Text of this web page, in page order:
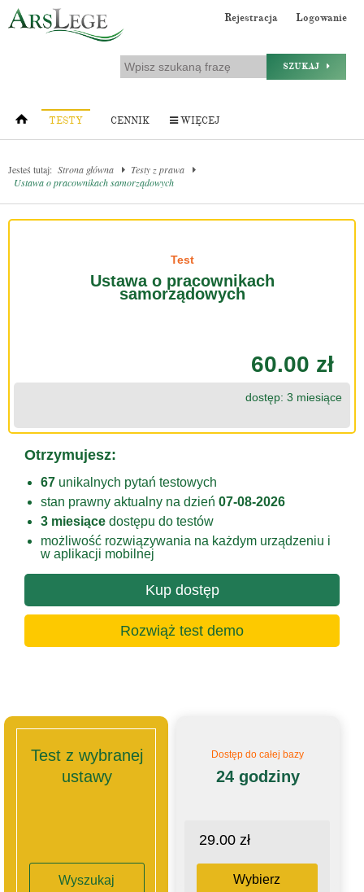
Rejestracja Logowanie
SZUKAJ
TESTY CENNIK WIĘCEJ
Jesteś tutaj: Strona główna
Testy z prawa
Ustawa o pracownikach samorządowych
Test
Ustawa o pracownikach
samorządowych
60.00 zł
dostęp: 3 miesiące
Otrzymujesz:
67 unikalnych pytań testowych
stan prawny aktualny na dzień 07-08-2026
3 miesiące dostępu do testów
możliwość rozwiązywania na każdym urządzeniu i
w aplikacji mobilnej
Kup dostęp
Rozwiąż test demo
Test z wybranej
ustawy
Wyszukaj
Dostęp do całej bazy
24 godziny
29.00 zł
Wybierz